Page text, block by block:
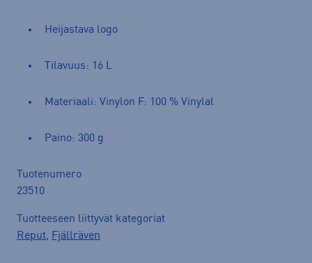
Heijastava logo
Tilavuus: 16 L
Materiaali: Vinylon F: 100 % Vinylal
Paino: 300 g
Tuotenumero
23510
Tuotteeseen liittyvät kategoriat
Reput, Fjällräven